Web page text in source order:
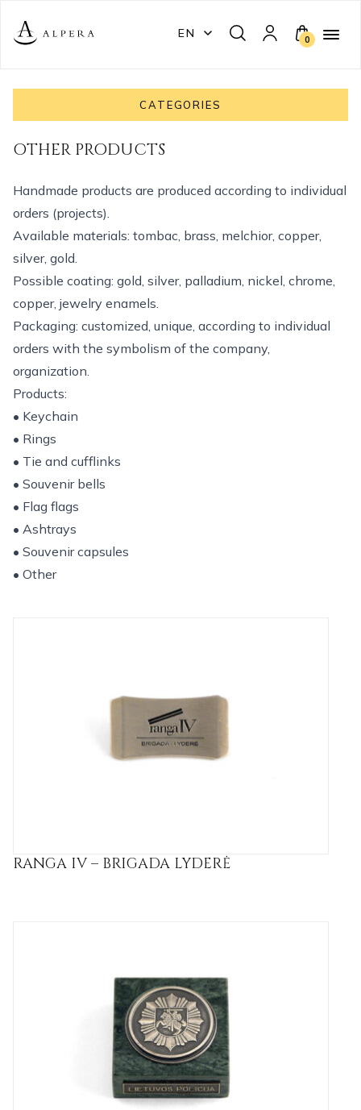
EN 0
CATEGORIES
OTHER PRODUCTS
Handmade products are produced according to individual
orders (projects).
Available materials: tombac, brass, melchior, copper,
silver, gold.
Possible coating: gold, silver, palladium, nickel, chrome,
copper, jewelry enamels.
Packaging: customized, unique, according to individual
orders with the symbolism of the company,
organization.
Products:
• Keychain
• Rings
• Tie and cufflinks
• Souvenir bells
• Flag flags
• Ashtrays
• Souvenir capsules
• Other
RANGA IV – BRIGADA LYDERĖ